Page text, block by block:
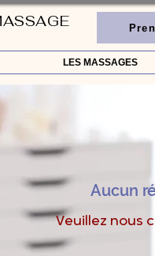
LES MASSAGES
Aucun
Veuillez nous